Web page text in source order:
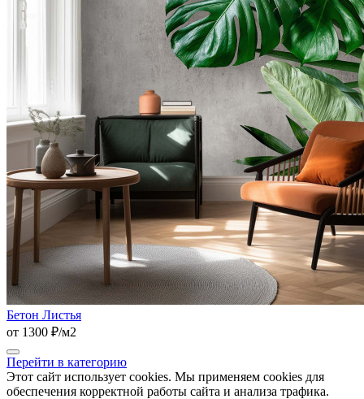
Бетон Листья
от 1300 ₽/м2
Перейти в категорию
Этот сайт использует cookies. Мы применяем cookies для
обеспечения корректной работы сайта и анализа трафика.